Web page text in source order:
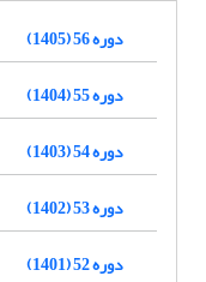
دوره 56 (1405)
دوره 55 (1404)
دوره 54 (1403)
دوره 53 (1402)
دوره 52 (1401)